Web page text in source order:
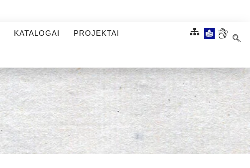
KATALOGAI PROJEKTAI